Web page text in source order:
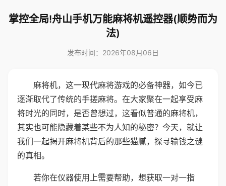
掌控全局!舟山手机万能麻将机遥控器(顺势而为
法)
发布时间：2026年08月06日
麻将机，这一现代麻将游戏的必备神器，如今已
逐渐取代了传统的手搓麻将。在大家聚在一起享受麻
将时光的同时，是否曾想过，这看似普通的麻将机，
其实也可能隐藏着某些不为人知的秘密？今天，就让
我们一起揭开麻将机背后的那些猫腻，探寻输钱之谜
的真相。
若你在仪器使用上需要帮助，想获取一对一指